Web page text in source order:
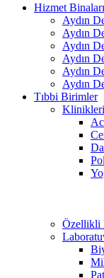
Hizmet
Aydın
Aydın
Aydın
Aydın
Aydın
Aydın
Tıbbi Birimler
Özellikli